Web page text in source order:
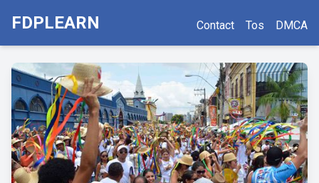
FDPLEARN Contact Tos DMCA